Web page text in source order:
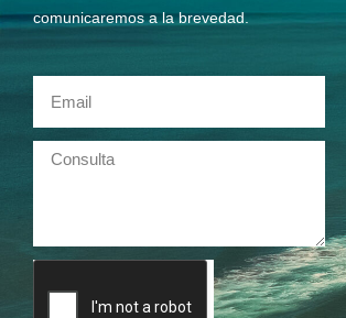
comunicaremos a la brevedad.